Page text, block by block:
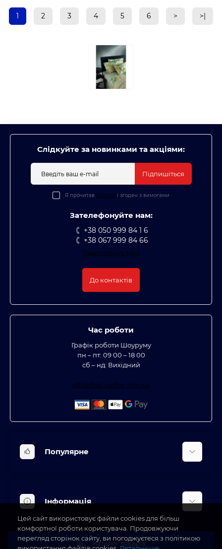
1 2 3 4 5 6 > >|
Слідкуйте за новинками та акціями:
Підпишіться
Я прочитав Оплата і згоден з вимогами
Зателефонуйте нам:
+38 050 999 84 1 6
+38 067 999 84 66
Передзвоніть мені
До контактів
Час роботи
Графік роботи Шоуруму
пн – пт: 09 00 – 18 00
сб – нд: Вихідний
office@bt-coffee.com.ua
Популярне
Кліматична техніка
Аксесуари та насадки
Будинок, сад, город
Косметичні прилади
Інформація
Доставка
Про магазин
Каталог товарів
Цей сайт використовує файли cookies для більш
комфортної роботи користувача. Продовжуючи
перегляд сторінок сайту, ви погоджуєтеся з політикою